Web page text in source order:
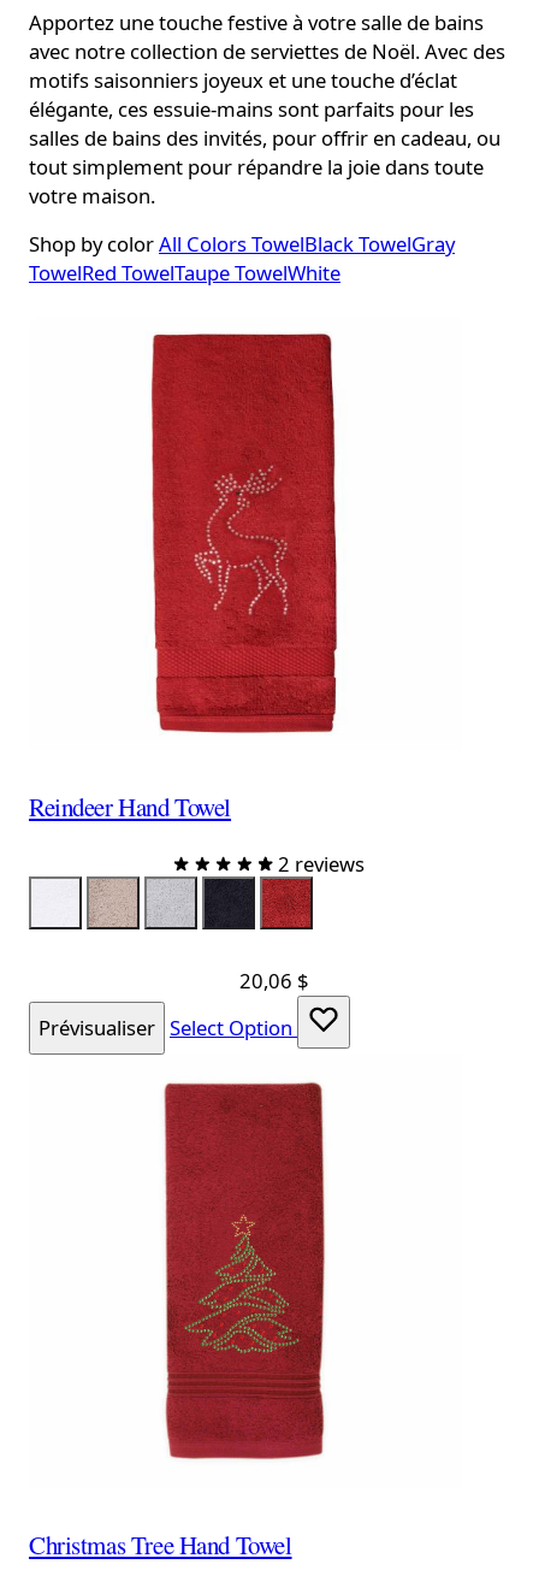
Apportez une touche festive à votre salle de bains
avec notre collection de serviettes de Noël. Avec des
motifs saisonniers joyeux et une touche d’éclat
élégante, ces essuie-mains sont parfaits pour les
salles de bains des invités, pour offrir en cadeau, ou
tout simplement pour répandre la joie dans toute
votre maison.
Shop by colorAll ColorsTowelBlackTowelGray
TowelRed TowelTaupeTowelWhite
Reindeer Hand Towel
2 reviews
ServietteBlanche
Taupe Gray ServietteNoireServietteRouge
20,06 $
Prévisualiser Select Option
Christmas Tree Hand Towel